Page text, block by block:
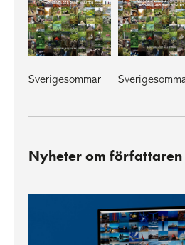
Sverigesommar
Nyheter om författaren